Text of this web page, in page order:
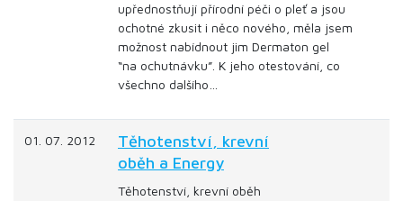
upřednostňují přírodní péči o pleť a jsou
ochotné zkusit i něco nového, měla jsem
možnost nabídnout jim Dermaton gel
“na ochutnávku”. K jeho otestování, co
všechno dalšího…
01. 07. 2012
Těhotenství, krevní
oběh a Energy
Těhotenství, krevní oběh